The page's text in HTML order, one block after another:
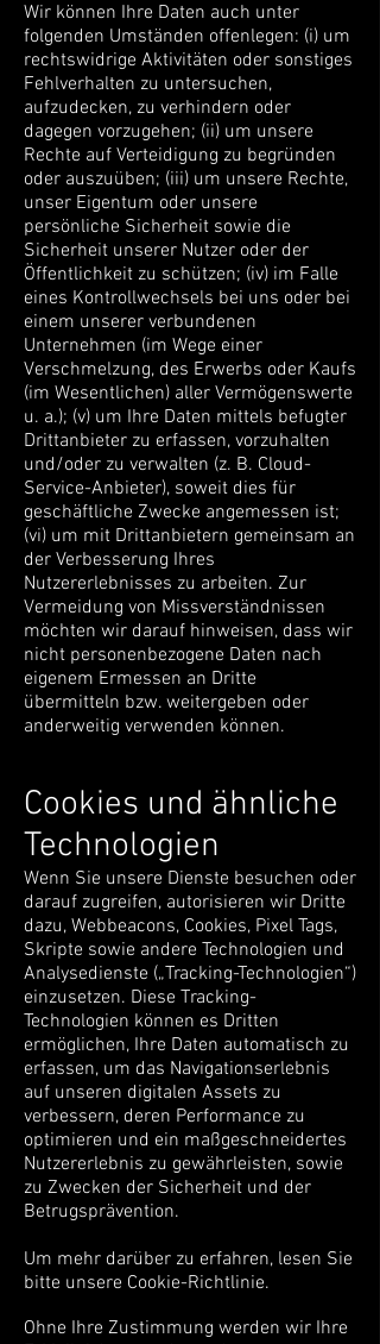
Wir können Ihre Daten auch unter
folgenden Umständen offenlegen: (i) um
rechtswidrige Aktivitäten oder sonstiges
Fehlverhalten zu untersuchen,
aufzudecken, zu verhindern oder
dagegen vorzugehen; (ii) um unsere
Rechte auf Verteidigung zu begründen
oder auszuüben; (iii) um unsere Rechte,
unser Eigentum oder unsere
persönliche Sicherheit sowie die
Sicherheit unserer Nutzer oder der
Öffentlichkeit zu schützen; (iv) im Falle
eines Kontrollwechsels bei uns oder bei
einem unserer verbundenen
Unternehmen (im Wege einer
Verschmelzung, des Erwerbs oder Kaufs
(im Wesentlichen) aller Vermögenswerte
u. a.); (v) um Ihre Daten mittels befugter
Drittanbieter zu erfassen, vorzuhalten
und/oder zu verwalten (z. B. Cloud-
Service-Anbieter), soweit dies für
geschäftliche Zwecke angemessen ist;
(vi) um mit Drittanbietern gemeinsam an
der Verbesserung Ihres
Nutzererlebnisses zu arbeiten. Zur
Vermeidung von Missverständnissen
möchten wir darauf hinweisen, dass wir
nicht personenbezogene Daten nach
eigenem Ermessen an Dritte
übermitteln bzw. weitergeben oder
anderweitig verwenden können.
Cookies und ähnliche
Technologien
Wenn Sie unsere Dienste besuchen oder
darauf zugreifen, autorisieren wir Dritte
dazu, Webbeacons, Cookies, Pixel Tags,
Skripte sowie andere Technologien und
Analysedienste („Tracking-Technologien“)
einzusetzen. Diese Tracking-
Technologien können es Dritten
ermöglichen, Ihre Daten automatisch zu
erfassen, um das Navigationserlebnis
auf unseren digitalen Assets zu
verbessern, deren Performance zu
optimieren und ein maßgeschneidertes
Nutzererlebnis zu gewährleisten, sowie
zu Zwecken der Sicherheit und der
Betrugsprävention.
Um mehr darüber zu erfahren, lesen Sie
bitte unsere Cookie-Richtlinie.
Ohne Ihre Zustimmung werden wir Ihre